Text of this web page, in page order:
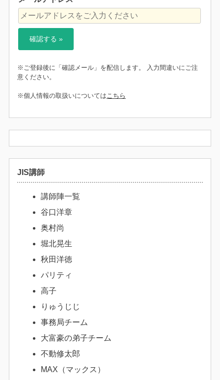
※ご登録後に「確認メール」を配信します。 入力間違いにご注
意ください。
※個人情報の取扱いについてはこちら
JIS講師
講師陣一覧
谷口洋章
奥村尚
堀北晃生
秋田洋徳
パリティ
高子
りゅうじじ
事務局チーム
大富豪の弟子チーム
不動修太郎
MAX（マックス）